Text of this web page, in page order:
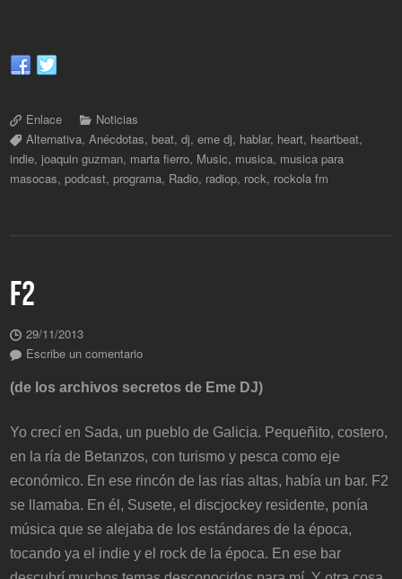
Enlace
Noticias
Alternativa,Anécdotas,beat,dj,eme dj, hablar, heart, heartbeat,
indie,joaquin guzman, marta fierro, Music, musica, musica para
masocas,podcast,programa, Radio, radiop, rock, rockola fm
F2
29/11/2013
Escribe un comentario
(de los archivos secretos de Eme DJ)
Yo crecí en Sada, un pueblo de Galicia. Pequeñito, costero,
en la ría de Betanzos, con turismo y pesca como eje
económico. En ese rincón de las rías altas, había un bar. F2
se llamaba. En él, Susete, el discjockey residente, ponía
música que se alejaba de los estándares de la época,
tocando ya el indie y el rock de la época. En ese bar